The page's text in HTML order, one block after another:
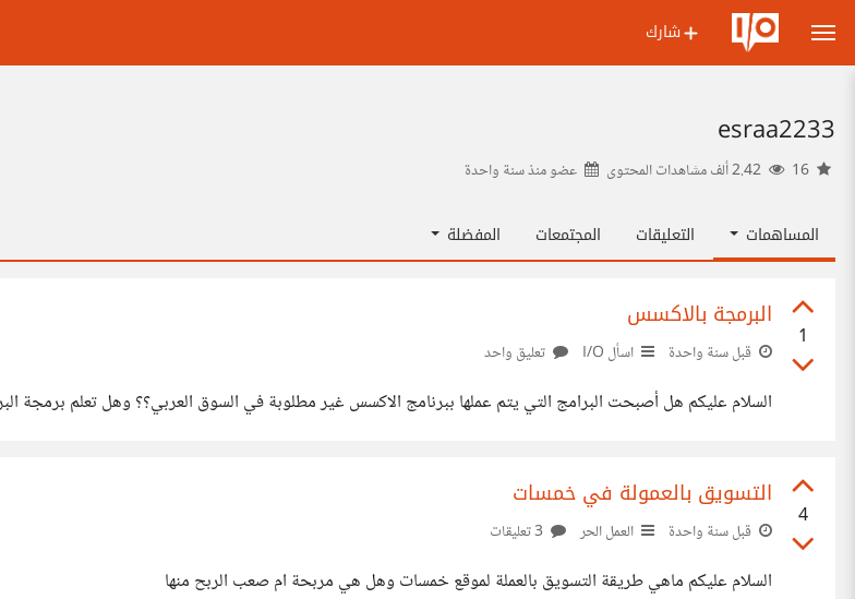
شارك
esraa2233
عضو منذسنة واحدة
المساهمات التعليقات المجتمعات المفضلة
1
البرمجة بالاكسس
قبل سنة واحدة اسأل I/O تعليق واحد
السلام عليكم هل أصبحت البرامج التي يتم عملها ببرنامج الاكسس غير مطلوبة في السوق العربي؟؟ وهل تعلم برمجة
4
التسويق بالعمولة في خمسات
قبل سنة واحدة العمل الحر
السلام عليكم ماهي طريقة التسويق بالعملة لموقع خمسات وهل هي مربحة ام صعب الربح منها